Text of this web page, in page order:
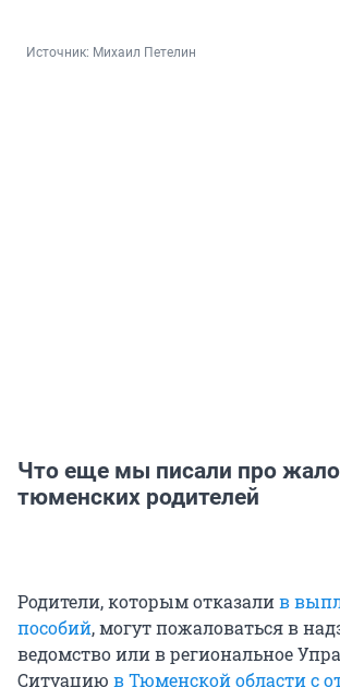
Источник: Михаил Петелин
Что еще мы писали про
тюменских родителей
Родители, которым отказалив
пособий, могут пожаловаться в
ведомство или в региональное
Ситуацию в Тюменской области с